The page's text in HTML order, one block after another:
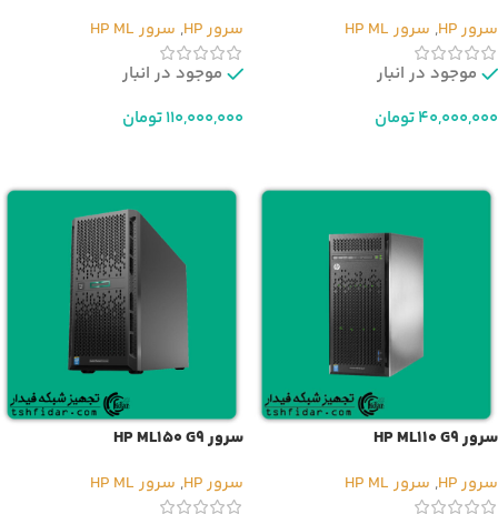
سرور HP
, سرور HP ML
موجود در انبار
40,000,000تومان
سرور HP
, سرور HP ML
موجود در انبار
110,000,000تومان
سرور HP ML110 G9
سرور HP
, سرور HP ML
سرور HP ML150 G9
سرور HP
, سرور HP ML